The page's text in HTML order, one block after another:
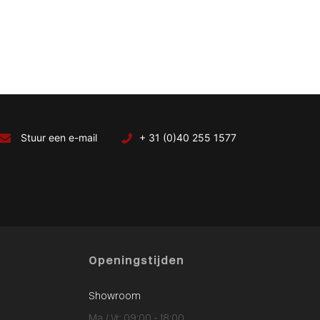
Stuur een e-mail + 31 (0)40 255 1577
Openingstijden
Showroom